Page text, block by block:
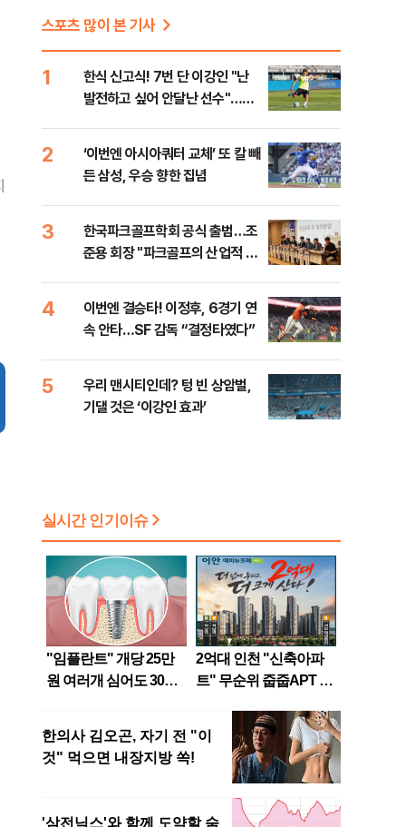
스포츠 많이 본 기사
1
한식 신고식! 7번 단 이강인 "난
발전하고 싶어 안달난 선수"…9
2
‘이번엔 아시아쿼터 교체’ 또 칼 빼
든 삼성, 우승 향한 집념
3
한국파크골프학회 공식 출범…조
준용 회장 "파크골프의 산업적 성
4
이번엔 결승타! 이정후, 6경기 연
속 안타…SF 감독 “결정타였다”
5
우리 맨시티인데? 텅 빈 상암벌,
기댈 것은 ‘이강인 효과’